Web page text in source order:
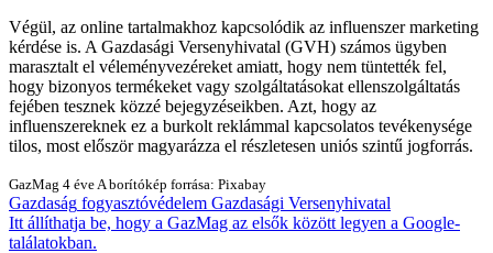
Végül, az online tartalmakhoz kapcsolódik az influenszer marketing
kérdése is. A Gazdasági Versenyhivatal (GVH) számos ügyben
marasztalt el véleményvezéreket amiatt, hogy nem tüntették fel,
hogy bizonyos termékeket vagy szolgáltatásokat ellenszolgáltatás
fejében tesznek közzé bejegyzéseikben. Azt, hogy az
influenszereknek ez a burkolt reklámmal kapcsolatos tevékenysége
tilos, most először magyarázza el részletesen uniós szintű jogforrás.
GazMag 4 éve A borítókép forrása: Pixabay
Gazdaság fogyasztóvédelem Gazdasági Versenyhivatal
Itt állíthatja be, hogy a GazMag az elsők között legyen a Google-
találatokban.